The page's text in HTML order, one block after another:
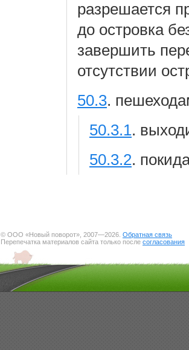
разрешается
до островка
завершить
отсутствии
50.3.
50.3.1.
50.3.2.
© ООО «Новый поворот», 2007—2026. Обратная связь
Перепечатка материалов сайта только после согласования